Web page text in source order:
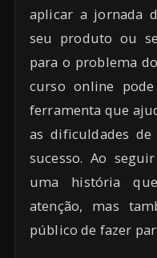
aplicar a jornada
seu produto ou
para o problema
curso online
ferramenta que
as dificuldades
sucesso. Ao
uma história
atenção, mas
público de fazer